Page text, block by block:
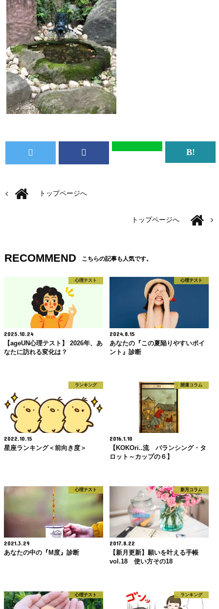
トップページへ
トップページへ
RECOMMEND こちらの記事も人気です。
心理テスト
2025.10.24
【ageUN心理テスト】 2026年、あ
なたに訪れる変化は？
心理テスト
2024.8.15
あなたの『この夏陥りやすいポイ
ント』診断
ランキング
2022.10.15
星座ランキング＜前向き度＞
開運コラム
2016.1.10
【KOKOri..流 バランシング・タ
ロット～カップの６】
心理テスト
2021.3.29
あなたの中の『M度』診断
新月コラム
2017.8.22
【新月更新】願いを叶える手帳
vol.18 使い方その18
心理テスト ランキング